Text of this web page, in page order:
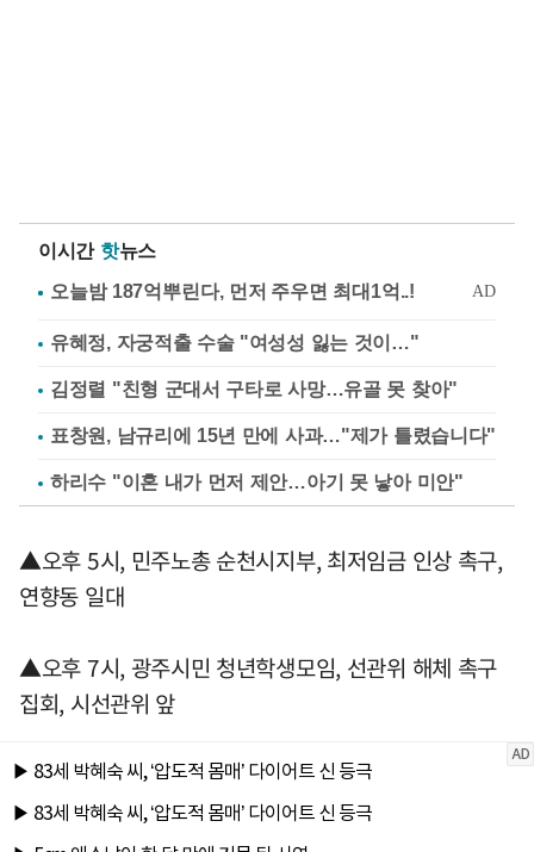
이시간 핫뉴스
유혜정, 자궁적출 수술 "여성성 잃는 것이…"
김정렬 "친형 군대서 구타로 사망…유골 못 찾아"
표창원, 남규리에 15년 만에 사과…"제가 틀렸습니다"
하리수 "이혼 내가 먼저 제안…아기 못 낳아 미안"
▲오후 5시, 민주노총 순천시지부, 최저임금 인상 촉구,
연향동 일대
▲오후 7시, 광주시민 청년학생모임, 선관위 해체 촉구
집회, 시선관위 앞